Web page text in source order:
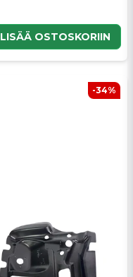
LISÄÄ OSTOSKORIIN
-34%